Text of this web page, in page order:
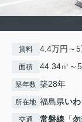
賃料 4.4万円～
面積 44.34㎡～
築年数 築28年
所在地 福島県い
交通 常磐線 「